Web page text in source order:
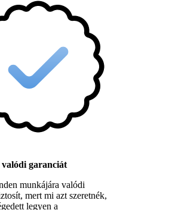
valódi garanciát
munkájára valódi
mert mi azt szeretnék,
legyen a